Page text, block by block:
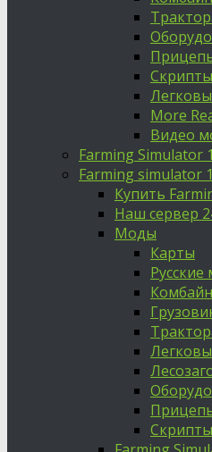
Скрипты
More
Видео
Farming Simulator
Farming simulator
Купить
Наш сервер
Моды
Карты
Скрипты